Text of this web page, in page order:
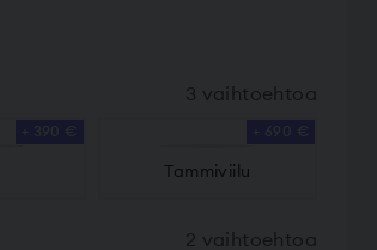
3 vaihtoehtoa
Tammiviilu
2 vaihtoehtoa